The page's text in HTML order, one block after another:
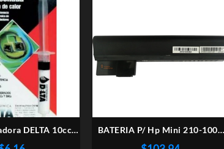
DELTA 10cc
Blanca
BATERIA P/ Hp Mini 210-1000
210-2000 Hstnnn-ibop 646757-